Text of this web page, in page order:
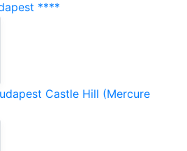
****
Castle Hill (Mercure